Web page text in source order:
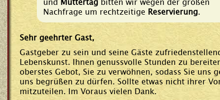
Nachfrage um rechtzeitige Reservierung.
Sehr geehrter Gast,
Gastgeber zu sein und seine Gäste
Lebenskunst. Ihnen genussvolle Stunden zu
oberstes Gebot, Sie zu verwöhnen, sodass Sie uns
uns begrüßen zu dürfen. Sollte etwas nicht ihrer
mitzuteilen. Im Voraus vielen Dank.